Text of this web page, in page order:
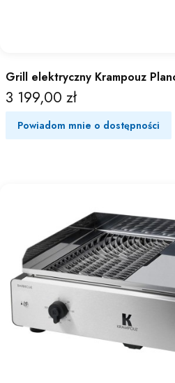
Grill elektryczny Krampouz
Cena
3 199,00 zł
Powiadom mnie o dostępności